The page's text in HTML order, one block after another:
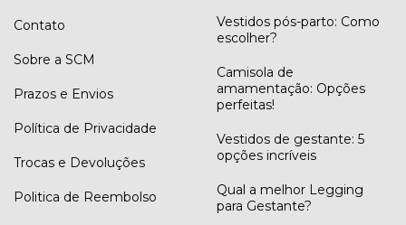
Contato
Sobre a SCM
Prazos e Envios
Política de Privacidade
Trocas e Devoluções
Politica de Reembolso
Vestidos pós-parto: Como
escolher?
Camisola de
amamentação: Opções
perfeitas!
Vestidos de gestante: 5
opções incríveis
Qual a melhor Legging
para Gestante?